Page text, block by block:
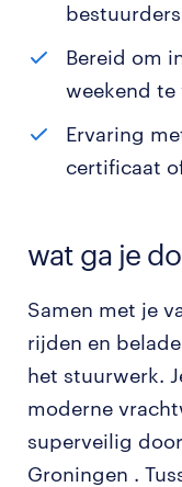
Bereid om
weekend te
Ervaring
certificaat
wat ga je
Samen met je
rijden en
het stuurwerk.
moderne
superveilig
Groningen .